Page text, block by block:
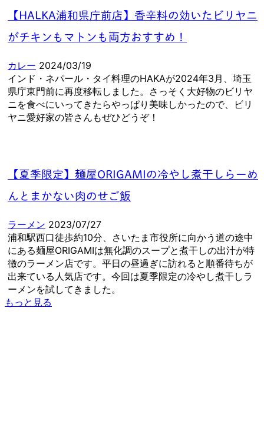
【HALKA浦和県庁前店】香辛料の効いたビリヤニ
がチキンもマトンも両方おすすめ！
カレー 2024/03/19
インド・ネパール・タイ料理のHAKAが2024年3月、埼玉
県庁東門前に再度移転しました。さっそく大好物のビリヤ
ニを食べにいってきたらやっぱり美味しかったので、ビリ
ヤニ愛好家の皆さんもぜひどうぞ！
【夏季限定】麺屋ORIGAMIの冷やし煮干しらーめ
んとまかない肉のせご飯
ラーメン 2023/07/27
浦和駅西口徒歩約10分、さいたま市役所に向かう道の途中
にある麺屋ORIGAMIは無化調のスープと煮干しの出汁が特
徴のラーメン店です。平日の昼過ぎに訪れると順番待ちが
出来ている人気店です。今回は夏季限定の冷やし煮干しラ
ーメンを試してきました。
もっと見る